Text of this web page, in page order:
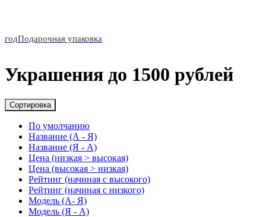
годПодарочная упаковка
Украшения до 1500 рублей
Сортировка
По умолчанию
Название (А - Я)
Название (Я - А)
Цена (низкая > высокая)
Цена (высокая > низкая)
Рейтинг (начиная с высокого)
Рейтинг (начиная с низкого)
Модель (А- Я)
Модель (Я - А)